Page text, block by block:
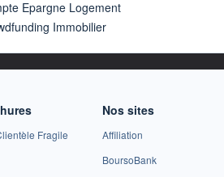
Epargne Logement
Immobilier
Fragile
Nos sites
Affiliation
BoursoBank